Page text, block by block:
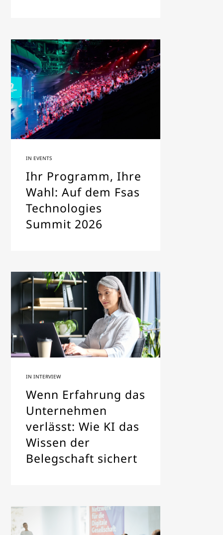
IN EVENTS
Ihr Programm, Ihre
Wahl: Auf dem Fsas
Technologies
Summit 2026
ININTERVIEW
Wenn Erfahrung das
Unternehmen
verlässt: Wie KI das
Wissen der
Belegschaft sichert